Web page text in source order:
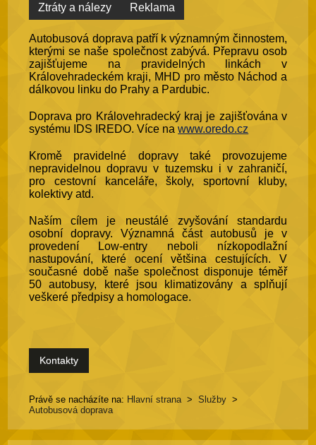
Ztráty a nálezy Reklama
Autobusová doprava patří k významným činnostem,
kterými se naše společnost zabývá. Přepravu osob
zajišťujeme na pravidelných linkách v
Královehradeckém kraji, MHD pro město Náchod a
dálkovou linku do Prahy a Pardubic.
Doprava pro Královehradecký kraj je zajišťována v
systému IDS IREDO. Více nawww.oredo.cz
Kromě pravidelné dopravy také provozujeme
nepravidelnou dopravu v tuzemsku i v zahraničí,
pro cestovní kanceláře, školy, sportovní kluby,
kolektivy atd.
Naším cílem je neustálé zvyšování standardu
osobní dopravy. Významná část autobusů je v
provedení Low-entry neboli nízkopodlažní
nastupování, které ocení většina cestujících. V
současné době naše společnost disponuje téměř
50 autobusy, které jsou klimatizovány a splňují
veškeré předpisy a homologace.
Kontakty
Právě se nacházíte na: Hlavní strana >Služby >
Autobusová doprava